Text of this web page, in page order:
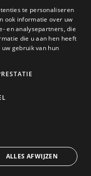
te personaliseren
ook informatie over uw
en analysepartners, die
die u aan hen heeft
gebruik van hun
ALLES AFWIJZEN